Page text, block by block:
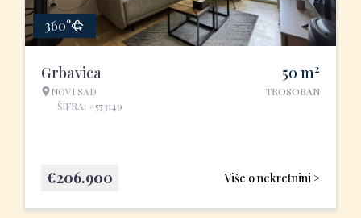
360°
Grbavica
NOVI SAD
ŠIFRA: #573149
50 m2
TROSOBAN
Više o nekretnini >
€206.900